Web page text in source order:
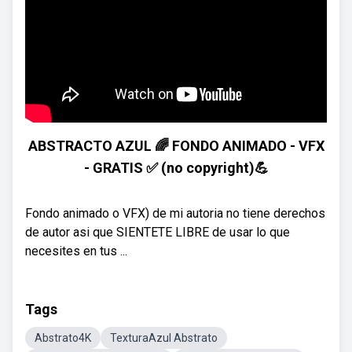
ABSTRACTO AZUL 🌈 FONDO ANIMADO - VFX
- GRATIS ✅ (no copyright)💪
Fondo animado o VFX) de mi autoria no tiene derechos
de autor asi que SIENTETE LIBRE de usar lo que
necesites en tus ...
Tags
Abstrato4K TexturaAzul Abstrato